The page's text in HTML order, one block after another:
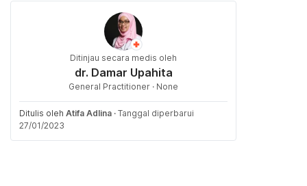
Ditinjau secara medis oleh
dr. Damar Upahita
General Practitioner · None
Ditulis oleh Atifa Adlina · Tanggal diperbarui
27/01/2023